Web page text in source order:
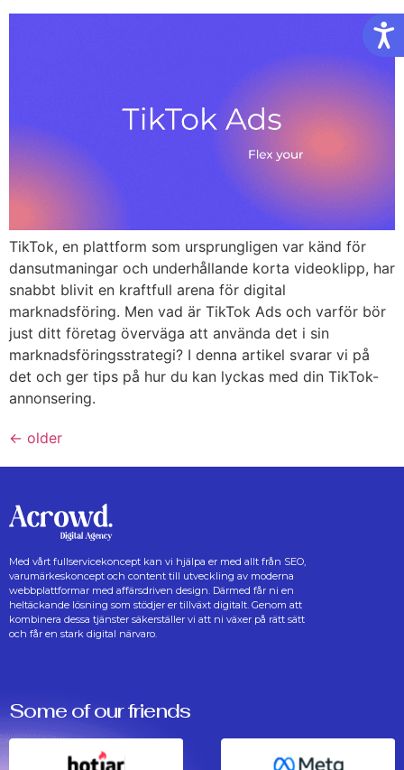
TikTok, en plattform som ursprungligen var känd för
dansutmaningar och underhållande korta videoklipp, har
snabbt blivit en kraftfull arena för digital
marknadsföring. Men vad är TikTok Ads och varför bör
just ditt företag överväga att använda det i sin
marknadsföringsstrategi? I denna artikel svarar vi på
det och ger tips på hur du kan lyckas med din TikTok-
annonsering.
← older
Med vårt fullservicekoncept kan vi hjälpa er med allt från SEO,
varumärkeskoncept och content till utveckling av moderna
webbplattformar med affärsdriven design. Därmed får ni en
heltäckande lösning som stödjer er tillväxt digitalt. Genom att
kombinera dessa tjänster säkerställer vi att ni växer på rätt sätt
och får en stark digital närvaro.
Some of our friends